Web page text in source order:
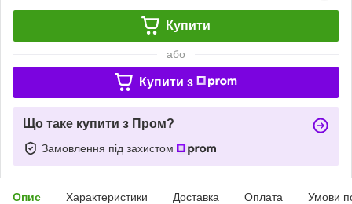
Купити
або
Купити з
Що таке купити з Пром?
Замовлення під захистом
Опис Характеристики Доставка Оплата Умови